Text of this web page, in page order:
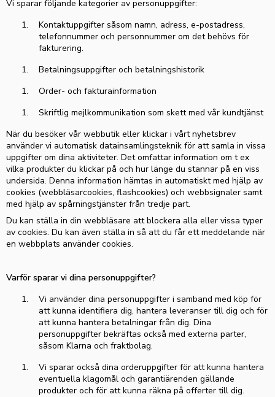
Vi sparar följande kategorier av personuppgifter:
Kontaktuppgifter såsom namn, adress, e-postadress,
telefonnummer och personnummer om det behövs för
fakturering.
Betalningsuppgifter och betalningshistorik
Order- och fakturainformation
Skriftlig mejlkommunikation som skett med vår kundtjänst
När du besöker vår webbutik eller klickar i vårt nyhetsbrev
använder vi automatisk datainsamlingsteknik för att samla in vissa
uppgifter om dina aktiviteter. Det omfattar information om t ex
vilka produkter du klickar på och hur länge du stannar på en viss
undersida. Denna information hämtas in automatiskt med hjälp av
cookies (webbläsarcookies, flashcookies) och webbsignaler samt
med hjälp av spårningstjänster från tredje part.
Du kan ställa in din webbläsare att blockera alla eller vissa typer
av cookies. Du kan även ställa in så att du får ett meddelande när
en webbplats använder cookies.
Varför sparar vi dina personuppgifter?
Vi använder dina personuppgifter i samband med köp för
att kunna identifiera dig, hantera leveranser till dig och för
att kunna hantera betalningar från dig. Dina
personuppgifter bekräftas också med externa parter,
såsom Klarna och fraktbolag.
Vi sparar också dina orderuppgifter för att kunna hantera
eventuella klagomål och garantiärenden gällande
produkter och för att kunna räkna på offerter till dig.